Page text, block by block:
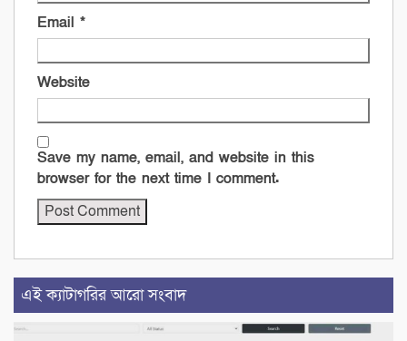
Email *
Website
Save my name, email, and website in this
browser for the next time I comment.
এই ক্যাটাগরির আরো সংবাদ